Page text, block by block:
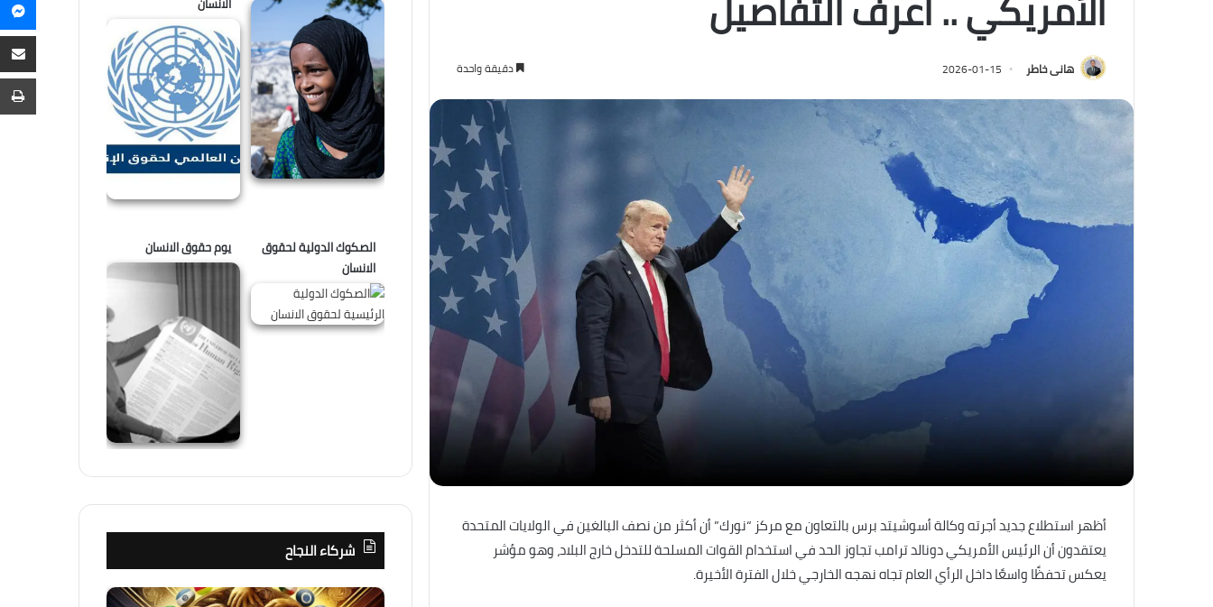
هانى خاطر 2026-01-15 دقيقة واحدة
أظهر استطلاع جديد أجرته وكالة أسوشيتد برس بالتعاون مع مركز “نورك” أن أكثر من نصف البالغين في الولايات المتحدة
يعتقدون أن الرئيس الأمريكي دونالد ترامب تجاوز الحد في استخدام القوات المسلحة للتدخل خارج البلاد، وهو مؤشر
يعكس تحفظًا واسعًا داخل الرأي العام تجاه نهجه الخارجي خلال الفترة الأخيرة.
الصكوك الدولية لحقوق
الانسان
يوم حقوق الانسان
شركاء النجاح